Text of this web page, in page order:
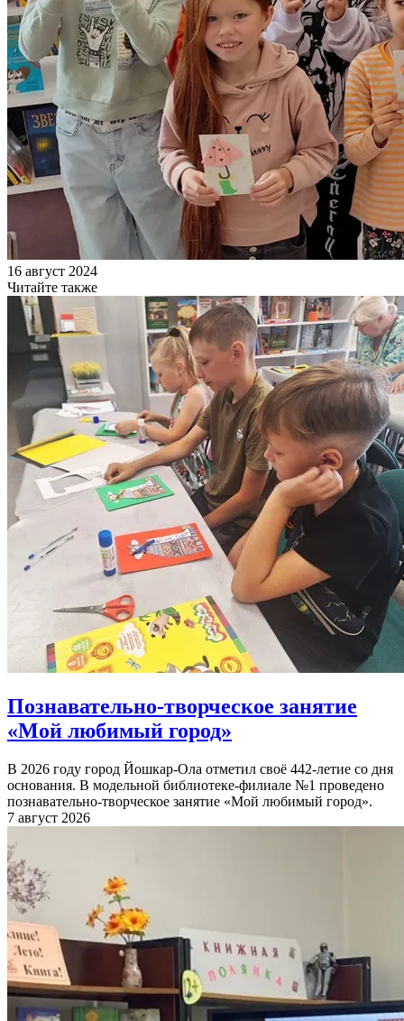
16 август 2024
Читайте также
Познавательно-творческое занятие
«Мой любимый город»
В 2026 году город Йошкар-Ола отметил своё 442-летие со дня
основания. В модельной библиотеке-филиале №1 проведено
познавательно-творческое занятие «Мой любимый город».
7 август 2026